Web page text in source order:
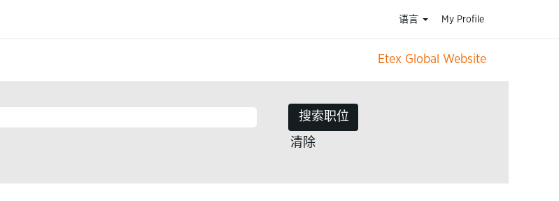
语言 My Profile
Etex Global Website
清除